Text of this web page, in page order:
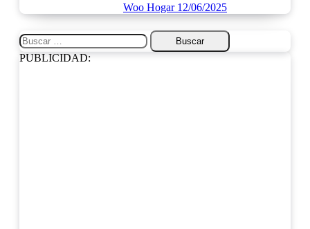
Woo Hogar 12/06/2025
Buscar:
PUBLICIDAD: